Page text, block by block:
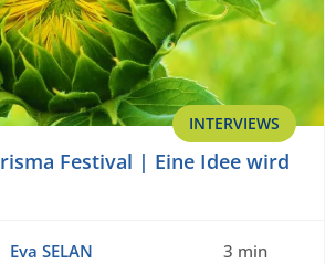
INTERVIEWS
Festival | Eine Idee wird
Eva SELAN 3 min